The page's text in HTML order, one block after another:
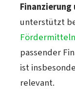
unterstützt
Fördermitteln
passender
ist
relevant.